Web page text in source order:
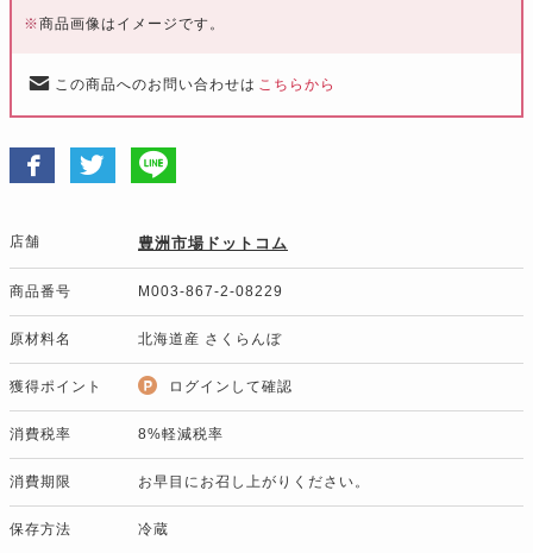
※商品画像はイメージです。
この商品へのお問い合わせは こちらから
店舗 豊洲市場ドットコム
商品番号 M003-867-2-08229
原材料名 北海道産 さくらんぼ
獲得ポイント ログインして確認
消費税率 8%軽減税率
消費期限 お早目にお召し上がりください。
保存方法 冷蔵